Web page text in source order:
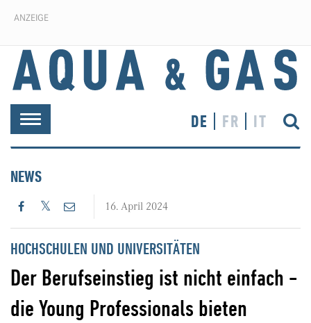
ANZEIGE
Toggle
navigation
DE FR IT
NEWS
16. April 2024
HOCHSCHULEN UND UNIVERSITÄTEN
Der Berufseinstieg ist nicht einfach -
die Young Professionals bieten